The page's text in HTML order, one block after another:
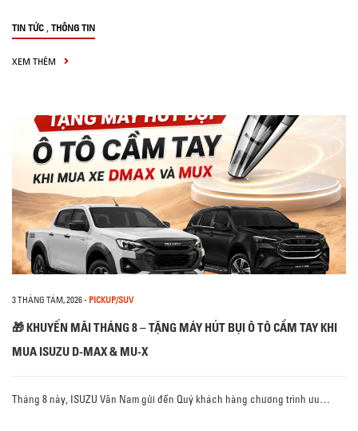
TIN TỨC , THÔNG TIN
XEM THÊM
3 THÁNG TÁM, 2026- PICKUP/SUV
🎁 KHUYẾN MÃI THÁNG 8 – TẶNG MÁY HÚT BỤI Ô TÔ CẦM TAY KHI
MUA ISUZU D-MAX & MU-X
Tháng 8 này, ISUZU Vân Nam gửi đến Quý khách hàng chương trình ưu…